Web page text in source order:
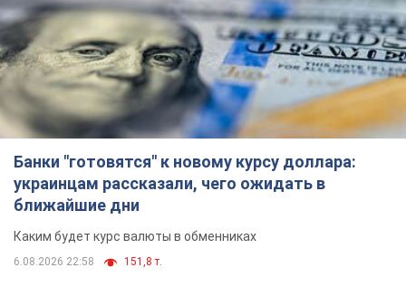
6.08.2026 22:58
Украинцам обещают по 850 грн от
мобильных операторов: что не так с
этими сообщениями
Как не попасть в ловушку мошенников
6.08.2026 21:02 16,6 т.
Самый дорогой футболист
"Динамо" забил "Карабаху" уже на